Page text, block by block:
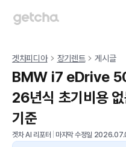
겟차피디아 장기렌트 게시글
BMW i7 eDrive
26년식 초기비용
기준
겟차 AI 리포터 마지막 수정일